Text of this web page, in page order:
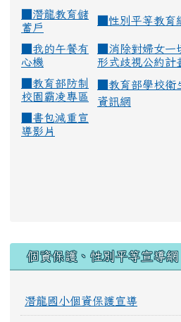
潛龍教育儲
蓄戶
性別平等教育
我的午餐有
心機
消除對婦女一
形式歧視公約計
教育部防制
校園霸凌專區
教育部學校衛
資訊網
書包減重宣
導影片
個資保護、性別平等宣導網
潛龍國小個資保護宣導